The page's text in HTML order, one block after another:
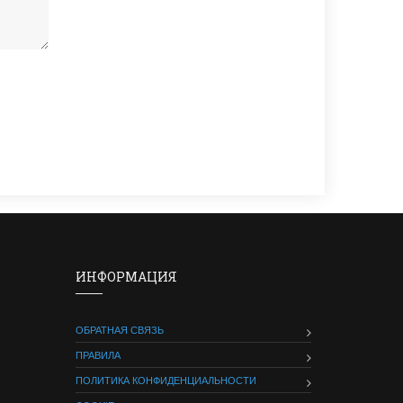
ИНФОРМАЦИЯ
ОБРАТНАЯ СВЯЗЬ
ПРАВИЛА
ПОЛИТИКА КОНФИДЕНЦИАЛЬНОСТИ